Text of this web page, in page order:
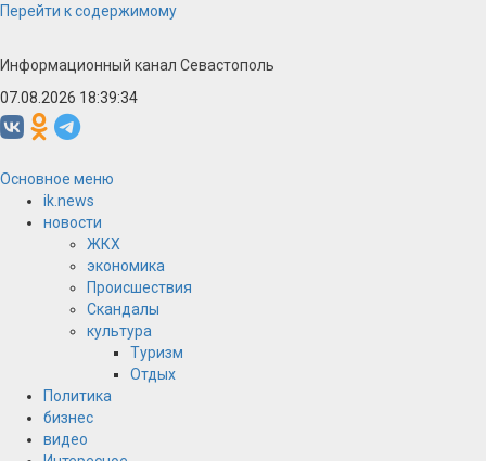
Перейти к содержимому
Информационный канал Севастополь
07.08.2026 18:39:34
Основное меню
ik.news
новости
ЖКХ
экономика
Происшествия
Скандалы
культура
Туризм
Отдых
Политика
бизнес
видео